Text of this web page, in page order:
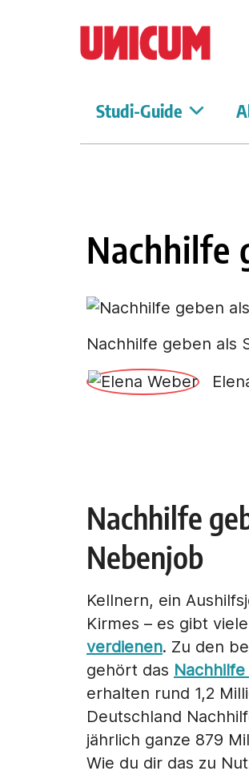
Studi-Guide
Nachhilfe
Nachhilfe geben als
Nachhilfe
Nebenjob
Kellnern, ein
Kirmes – es gibt
verdienen. Zu den
gehört das
erhalten rund 1,2
Deutschland
jährlich ganze 879
Wie du dir das zu